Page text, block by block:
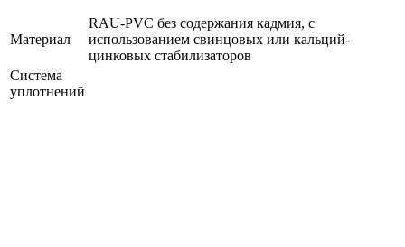
Материал
RAU-PVC без содержания кадмия, с
использованием свинцовых или кальций-
цинковых стабилизаторов
Система
уплотнений